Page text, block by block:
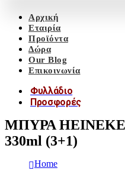
Αρχική
Εταιρία
Προϊόντα
Δώρα
Our Blog
Επικοινωνία
Φυλλάδιο
Προσφορές
ΜΠΥΡΑ
330ml (3+1)
Home